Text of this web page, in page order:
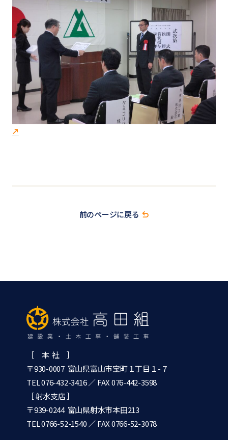
前のページに戻る
［ 本 社 ］
〒930-0007 富山県富山市宝町１丁目１-７
TEL 076-432-3416／ FAX 076-442-3598
［ 射水支店 ］
〒939-0244 富山県射水市本田213
TEL 0766-52-1540 ／ FAX 0766-52-3078